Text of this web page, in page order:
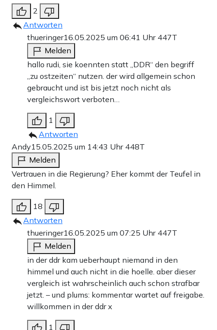
2
Antworten
thueringer16.05.2025 um 06:41 Uhr 447T
Melden
hallo rudi, sie koennten statt „DDR“ den begriff
„zu ostzeiten“ nutzen. der wird allgemein schon
gebraucht und ist bis jetzt noch nicht als
vergleichswort verboten…
1
Antworten
Andy15.05.2025 um 14:43 Uhr 448T
Melden
Vertrauen in die Regierung? Eher kommt der Teufel in
den Himmel.
18
Antworten
thueringer16.05.2025 um 07:25 Uhr 447T
Melden
in der ddr kam ueberhaupt niemand in den
himmel und auch nicht in die hoelle. aber dieser
vergleich ist wahrscheinlich auch schon strafbar
jetzt. – und plums: kommentar wartet auf freigabe.
willkommen in der ddr x
1